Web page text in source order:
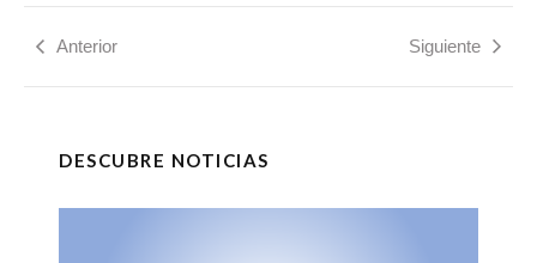
Anterior Siguiente
DESCUBRE NOTICIAS